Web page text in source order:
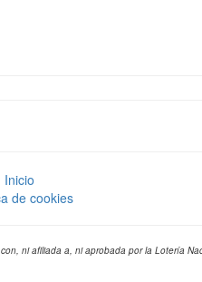
Inicio
de cookies
ni afiliada a, ni aprobada por la Lotería